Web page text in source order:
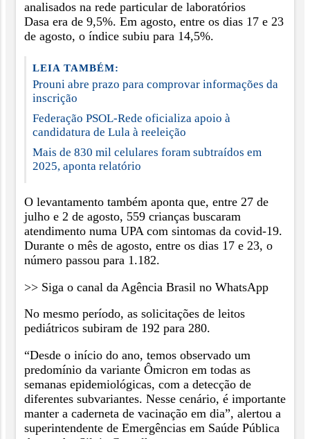
analisados na rede particular de laboratórios
Dasa era de 9,5%. Em agosto, entre os dias 17 e 23
de agosto, o índice subiu para 14,5%.
LEIA TAMBÉM:
Prouni abre prazo para comprovar informações da
inscrição
Federação PSOL-Rede oficializa apoio à
candidatura de Lula à reeleição
Mais de 830 mil celulares foram subtraídos em
2025, aponta relatório
O levantamento também aponta que, entre 27 de
julho e 2 de agosto, 559 crianças buscaram
atendimento numa UPA com sintomas da covid-19.
Durante o mês de agosto, entre os dias 17 e 23, o
número passou para 1.182.
>> Siga o canal da Agência Brasil no WhatsApp
No mesmo período, as solicitações de leitos
pediátricos subiram de 192 para 280.
“Desde o início do ano, temos observado um
predomínio da variante Ômicron em todas as
semanas epidemiológicas, com a detecção de
diferentes subvariantes. Nesse cenário, é importante
manter a caderneta de vacinação em dia”, alertou a
superintendente de Emergências em Saúde Pública